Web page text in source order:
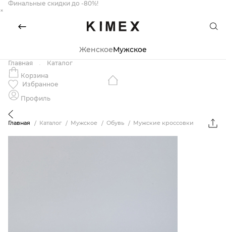
Финальные скидки до -80%!
×
ЖенскоеМужское
Главная
Каталог
Корзина
Избранное
Профиль
Главная Каталог Мужское Обувь Мужские кроссовки